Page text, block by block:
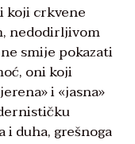
koji crkvene
nedodirljivom
smije pokazati
oni koji
i «jasna»
duha, grešnoga